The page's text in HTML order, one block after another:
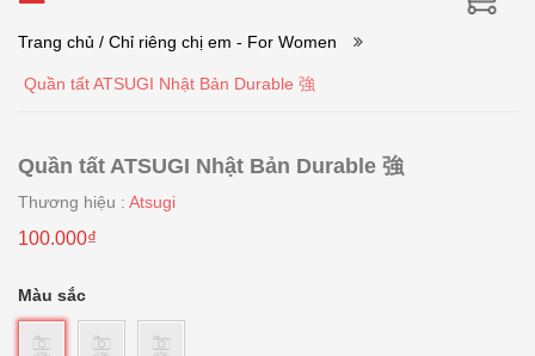
Trang chủ / Chỉ riêng chị em - For Women
Quần tất ATSUGI Nhật Bản Durable 強
Quần tất ATSUGI Nhật Bản Durable 強
Thương hiệu : Atsugi
100.000₫
Màu sắc